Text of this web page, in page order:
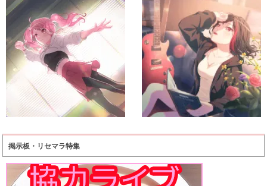
掲示板・リセマラ特集